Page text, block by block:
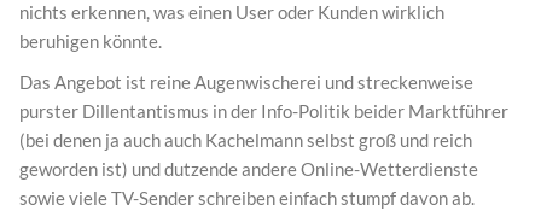
nichts erkennen, was einen User oder Kunden wirklich
beruhigen könnte.
Das Angebot ist reine Augenwischerei und streckenweise
purster Dillentantismus in der Info-Politik beider Marktführer
(bei denen ja auch auch Kachelmann selbst groß und reich
geworden ist) und dutzende andere Online-Wetterdienste
sowie viele TV-Sender schreiben einfach stumpf davon ab.